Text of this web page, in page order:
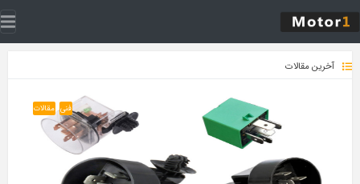
آخرین مقالات
فنی مقالات